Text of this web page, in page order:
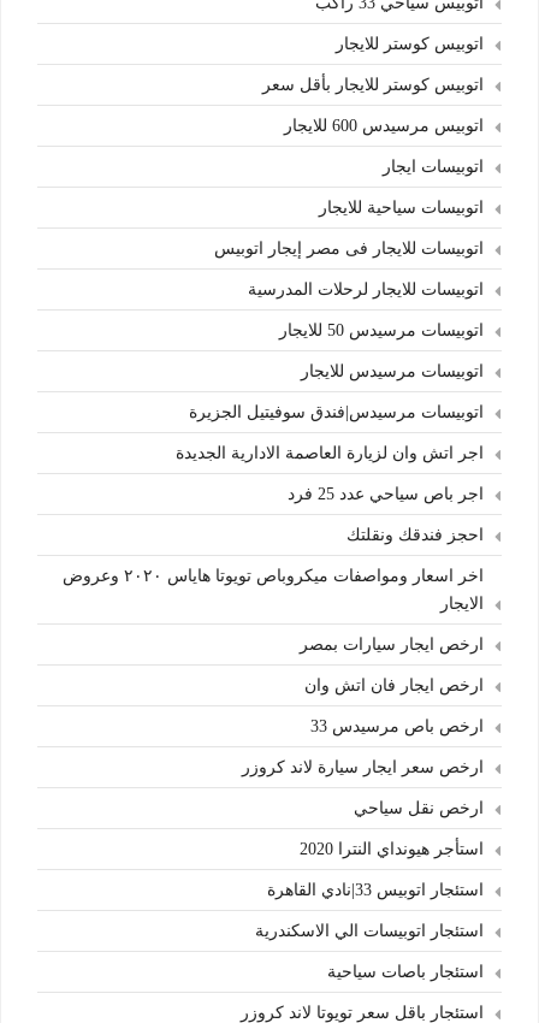
اتوبيس كوستر للايجار
اتوبيس كوستر للايجار بأقل سعر
اتوبيس مرسيدس 600 للايجار
اتوبيسات ايجار
اتوبيسات سياحية للايجار
اتوبيسات للايجار فى مصر إيجار اتوبيس
اتوبيسات للايجار لرحلات المدرسية
اتوبيسات مرسيدس 50 للايجار
اتوبيسات مرسيدس للايجار
اتوبيسات مرسيدس|فندق سوفيتيل الجزيرة
اجر اتش وان لزيارة العاصمة الادارية الجديدة
اجر باص سياحي عدد 25 فرد
احجز فندقك ونقلتك
اخر اسعار ومواصفات ميكروباص تويوتا هاياس ٢٠٢٠ وعروض
الايجار
ارخص ايجار سيارات بمصر
ارخص ايجار فان اتش وان
ارخص باص مرسيدس 33
ارخص سعر ايجار سيارة لاند كروزر
ارخص نقل سياحي
استأجر هيونداي النترا 2020
استئجار اتوبيس 33|نادي القاهرة
استئجار اتوبيسات الي الاسكندرية
استئجار باصات سياحية
استئجار باقل سعر تويوتا لاند كروزر